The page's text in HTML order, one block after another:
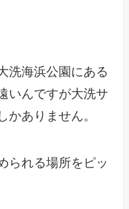
洗海浜公園にある
いんですが大洗サ
かありません。
られる場所をピッ